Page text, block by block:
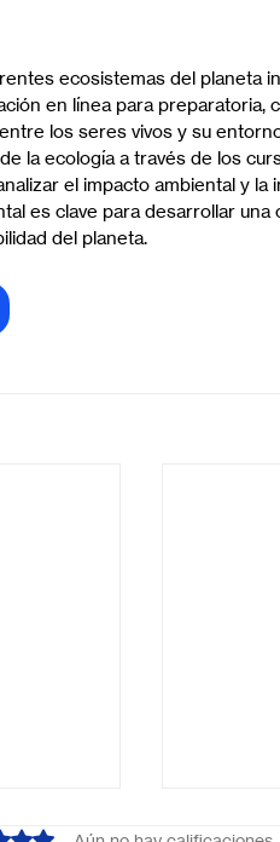
ecosistemas del planeta
en línea para preparatoria,
los seres vivos y su
la ecología a través de los
el impacto ambiental y la
es clave para desarrollar una
del planeta.
0 de 5 estrellas.